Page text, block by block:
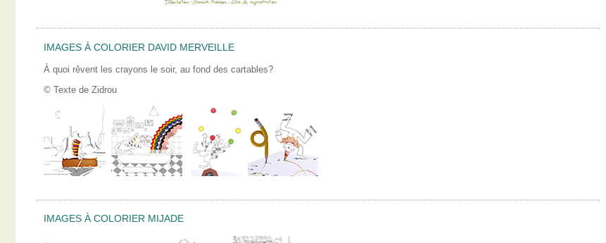
IMAGES À COLORIER DAVID MERVEILLE
À quoi rêvent les crayons le soir, au fond des cartables?
© Texte de Zidrou
IMAGES À COLORIER MIJADE